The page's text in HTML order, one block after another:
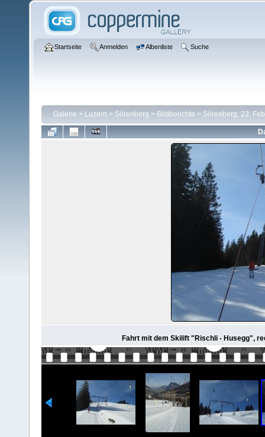
Startseite Anmelden Albenliste Suche
Galerie > Luzern > Sörenberg > Bildberichte > Sörenberg, 23.
Fahrt mit dem Skilift "Rischli - Husegg",